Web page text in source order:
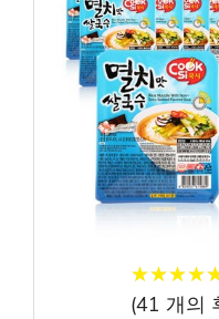
★★★★
★★★★
(41 개의